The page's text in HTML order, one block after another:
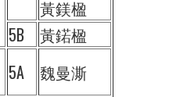
黃鎂楹
5B
黃鍩楹
5A
魏曼澌